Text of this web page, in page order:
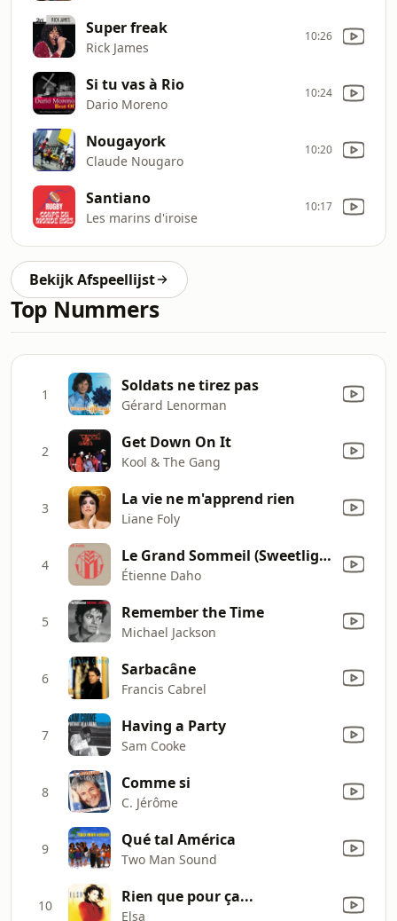
Super freak
Rick James
10:26
Si tu vas à Rio
Dario Moreno
10:24
Nougayork
Claude Nougaro
10:20
Santiano
Les marins d'iroise
10:17
Bekijk Afspeellijst
Top Nummers
1 Soldats ne tirez pas
Gérard Lenorman
2 Get Down On It
Kool & The Gang
3 La vie ne m'apprend rien
Liane Foly
4 Le Grand Sommeil (Sweetlight Remix)
Étienne Daho
5 Remember the Time
Michael Jackson
6 Sarbacâne
Francis Cabrel
7 Having a Party
Sam Cooke
8 Comme si
C. Jérôme
9 Qué tal América
Two Man Sound
10 Rien que pour ça...
Elsa